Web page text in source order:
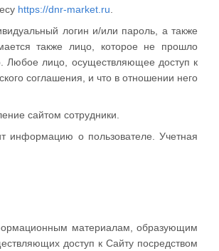
https://dnr-market.ru
логин и/или пароль, а также
также лицо, которое не прошло
Любое лицо, осуществляющее доступ к
соглашения, и что в отношении него
сайтом сотрудники.
информацию о пользователе. Учетная
материалам, образующим
доступ к Сайту посредством